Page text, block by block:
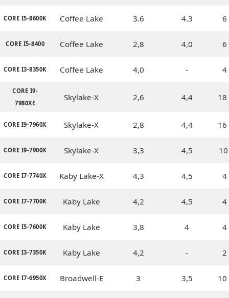
CORE I5-8600K Coffee Lake 3.6 4.3 6
CORE I5-8400 Coffee Lake 2,8 4,0 6
CORE I3-8350K Coffee Lake 4,0 - 4
CORE I9-
7980XE
Skylake-X 2,6 4,4
CORE I9-7960X Skylake-X 2,8 4,4
CORE I9-7900X Skylake-X 3,3 4,5
CORE I7-7740X Kaby Lake-X 4,3 4,5 4
CORE I7-7700K Kaby Lake 4,2 4,5 4
CORE I5-7600K Kaby Lake 3,8 4 4
CORE I3-7350K Kaby Lake 4,2 - 2
CORE I7-6950X Broadwell-E 3 3,5